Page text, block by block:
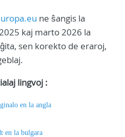
ne ŝangis la
kaj marto 2026 la
sen korekto de eraroj,
lingvoj :
en la angla
en la bulgara